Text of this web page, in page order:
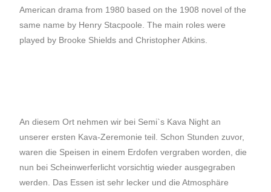
American drama from 1980 based on the 1908 novel of the
same name by Henry Stacpoole. The main roles were
played by Brooke Shields and Christopher Atkins.
An diesem Ort nehmen wir bei Semi`s Kava Night an
unserer ersten Kava-Zeremonie teil. Schon Stunden zuvor,
waren die Speisen in einem Erdofen vergraben worden, die
nun bei Scheinwerferlicht vorsichtig wieder ausgegraben
werden. Das Essen ist sehr lecker und die Atmosphäre